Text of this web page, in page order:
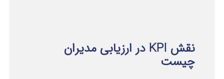
نقش KPI در ارزیابی مدیران
چیست